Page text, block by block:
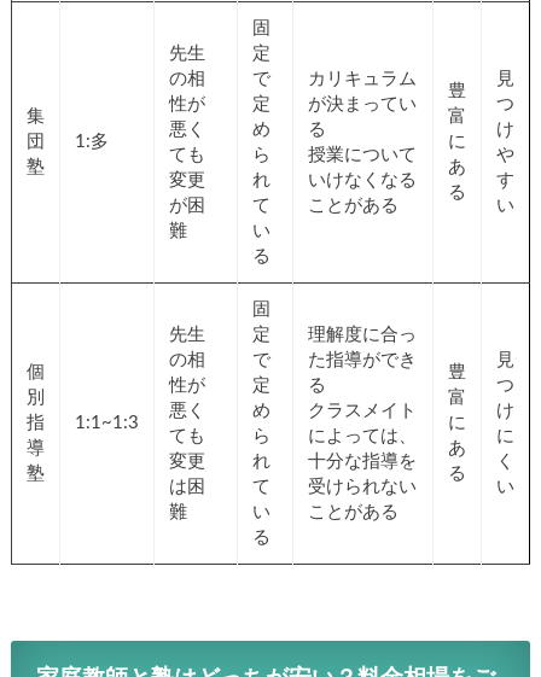
集
団
塾
1:多
先生
の相
性が
悪く
ても
変更
が困
難
固
定
で
定
め
ら
れ
て
い
る
カリキュラム
が決まってい
る
授業について
いけなくなる
ことがある
豊
富
に
あ
る
見
つ
け
や
す
い
個
別
指
導
塾
1:1~1:3
先生
の相
性が
悪く
ても
変更
は困
難
固
定
で
定
め
ら
れ
て
い
る
理解度に合っ
た指導ができ
る
クラスメイト
によっては、
十分な指導を
受けられない
ことがある
豊
富
に
あ
る
見
つ
け
に
く
い